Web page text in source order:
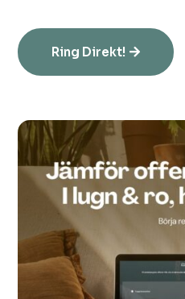
Ring Direkt!